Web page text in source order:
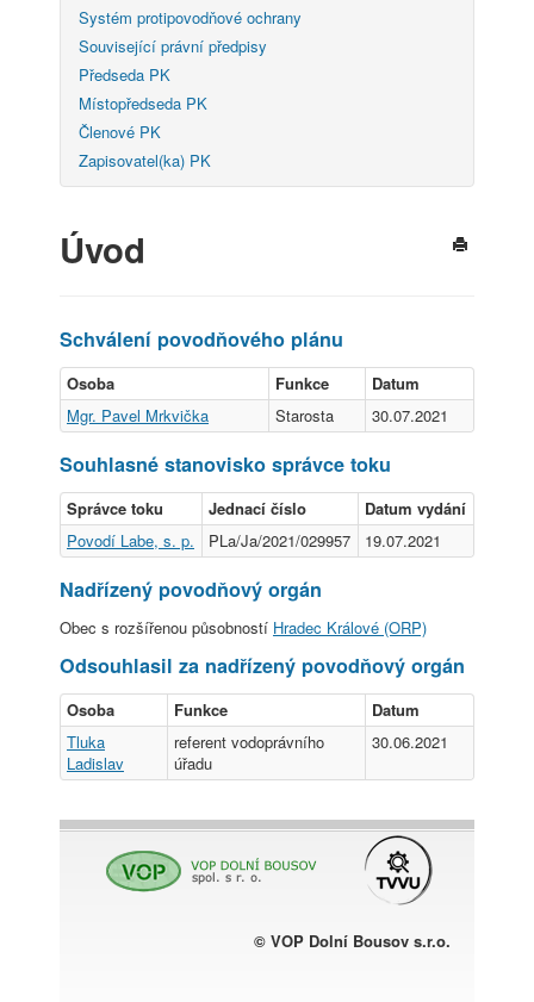
Systém protipovodňové ochrany
Související právní předpisy
Předseda PK
Místopředseda PK
Členové PK
Zapisovatel(ka) PK
Úvod
Schválení povodňového plánu
Osoba Funkce
Datum
Mgr. Pavel Mrkvička
Starosta 30.07.2021
Souhlasné stanovisko správce toku
Správce toku Jednací číslo
Datum vydání
Povodí Labe, s. p.
PLa/Ja/2021/029957 19.07.2021
Nadřízený povodňový orgán
Obec s rozšířenou působností Hradec Králové (ORP)
Odsouhlasil za nadřízený povodňový orgán
Osoba Funkce
Datum
Tluka
Ladislav
referent vodoprávního
úřadu
30.06.2021
© VOP Dolní Bousov s.r.o.